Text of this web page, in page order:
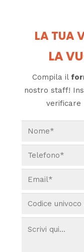
LA TUA
LA
Compila il
nostro staff!
verificare